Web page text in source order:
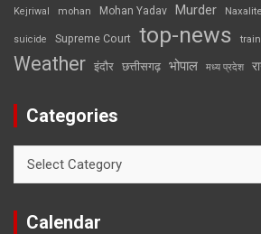
Kejriwal mohan Mohan Yadav Murder
suicide Supreme Court top-news train
Weather इंदौर छत्तीसगढ़ भोपाल मध्य प्रदेश
Categories
Calendar